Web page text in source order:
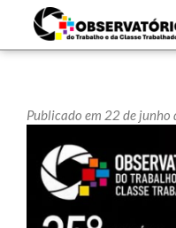
Publicado em 22 de junho